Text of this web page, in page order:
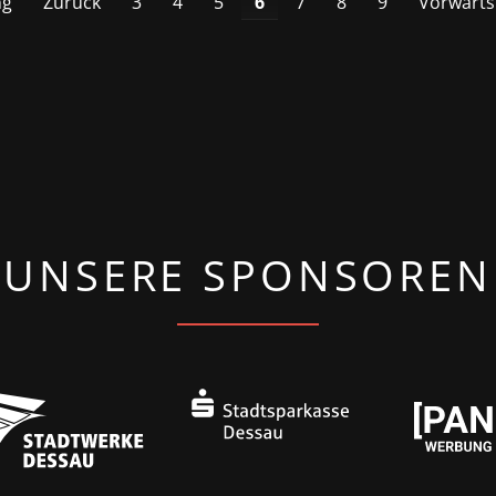
UNSERE SPONSOREN